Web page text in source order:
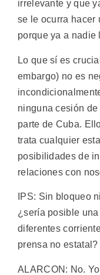
irrelevante y que
se le ocurra hacer
porque ya a nadie
Lo que sí es
embargo) no es
ninguna cesión
parte de Cuba.
trata cualquier
posibilidades de
relaciones con
IPS: Sin bloqueo
¿sería posible
diferentes
prensa no estatal?
ALARCON: No.